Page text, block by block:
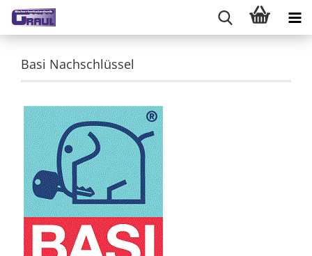
Basi Nachschlüssel